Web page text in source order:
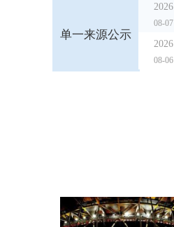
单一来源公示
2026
08-07
2026
08-06